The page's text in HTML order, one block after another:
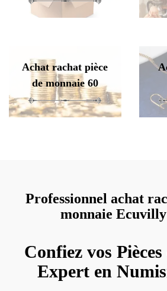
Achat rachat pièce
de monnaie 60
Professionnel achat
monnaie Ecuvilly
Confiez vos
Expert en